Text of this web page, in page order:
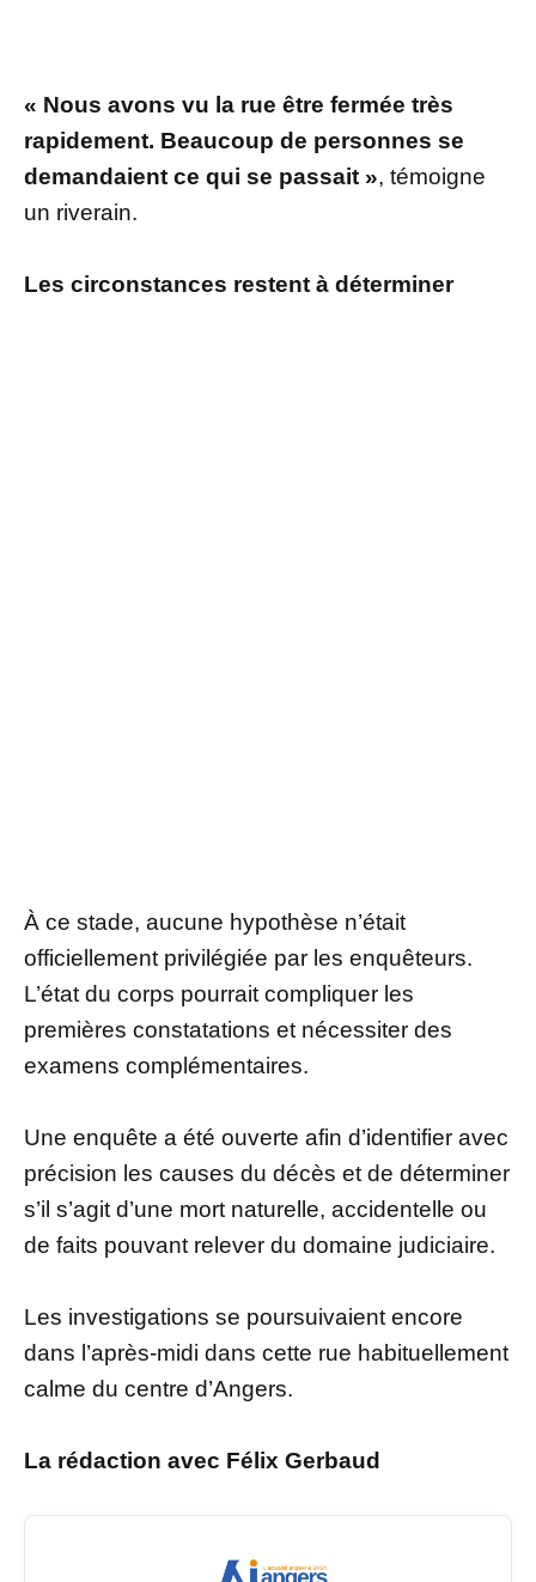
« Nous avons vu la rue être fermée très
rapidement. Beaucoup de personnes se
demandaient ce qui se passait », témoigne
un riverain.
Les circonstances restent à déterminer
À ce stade, aucune hypothèse n’était
officiellement privilégiée par les enquêteurs.
L’état du corps pourrait compliquer les
premières constatations et nécessiter des
examens complémentaires.
Une enquête a été ouverte afin d’identifier avec
précision les causes du décès et de déterminer
s’il s’agit d’une mort naturelle, accidentelle ou
de faits pouvant relever du domaine judiciaire.
Les investigations se poursuivaient encore
dans l’après-midi dans cette rue habituellement
calme du centre d’Angers.
La rédaction avec Félix Gerbaud